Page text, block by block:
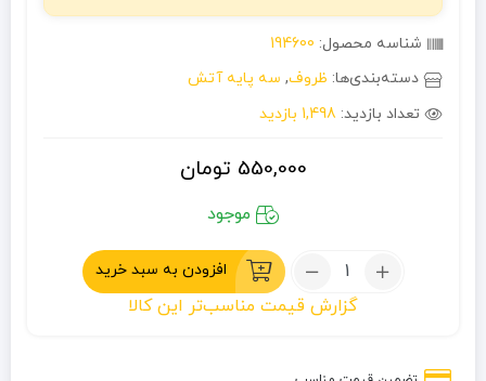
شناسه محصول: 194600
دسته‌بندی‌ها: ظروف, سه پایه آتش
تعداد بازدید: 1,498 بازدید
550,000 تومان
موجود
تعداد:
ساج
افزودن به سبد خرید
گزارش قیمت مناسب‌تر این کالا